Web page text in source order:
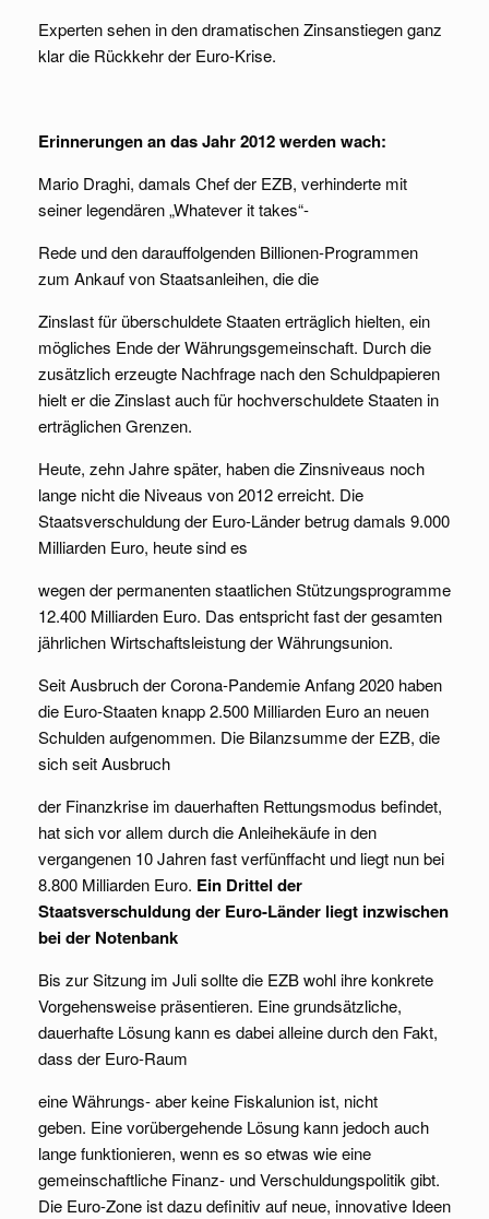
Experten sehen in den dramatischen Zinsanstiegen ganz
klar die Rückkehr der Euro-Krise.
Erinnerungen an das Jahr 2012 werden wach:
Mario Draghi, damals Chef der EZB, verhinderte mit
seiner legendären „Whatever it takes“-
Rede und den darauffolgenden Billionen-Programmen
zum Ankauf von Staatsanleihen, die die
Zinslast für überschuldete Staaten erträglich hielten, ein
mögliches Ende der Währungsgemeinschaft. Durch die
zusätzlich erzeugte Nachfrage nach den Schuldpapieren
hielt er die Zinslast auch für hochverschuldete Staaten in
erträglichen Grenzen.
Heute, zehn Jahre später, haben die Zinsniveaus noch
lange nicht die Niveaus von 2012 erreicht. Die
Staatsverschuldung der Euro-Länder betrug damals 9.000
Milliarden Euro, heute sind es
wegen der permanenten staatlichen Stützungsprogramme
12.400 Milliarden Euro. Das entspricht fast der gesamten
jährlichen Wirtschaftsleistung der Währungsunion.
Seit Ausbruch der Corona-Pandemie Anfang 2020 haben
die Euro-Staaten knapp 2.500 Milliarden Euro an neuen
Schulden aufgenommen. Die Bilanzsumme der EZB, die
sich seit Ausbruch
der Finanzkrise im dauerhaften Rettungsmodus befindet,
hat sich vor allem durch die Anleihekäufe in den
vergangenen 10 Jahren fast verfünffacht und liegt nun bei
8.800 Milliarden Euro. Ein Drittel der
Staatsverschuldung der Euro-Länder liegt inzwischen
bei der Notenbank
Bis zur Sitzung im Juli sollte die EZB wohl ihre konkrete
Vorgehensweise präsentieren. Eine grundsätzliche,
dauerhafte Lösung kann es dabei alleine durch den Fakt,
dass der Euro-Raum
eine Währungs- aber keine Fiskalunion ist, nicht
geben. Eine vorübergehende Lösung kann jedoch auch
lange funktionieren, wenn es so etwas wie eine
gemeinschaftliche Finanz- und Verschuldungspolitik gibt.
Die Euro-Zone ist dazu definitiv auf neue, innovative Ideen